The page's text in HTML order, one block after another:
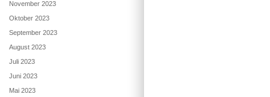
November 2023
Oktober 2023
September 2023
August 2023
Juli 2023
Juni 2023
Mai 2023